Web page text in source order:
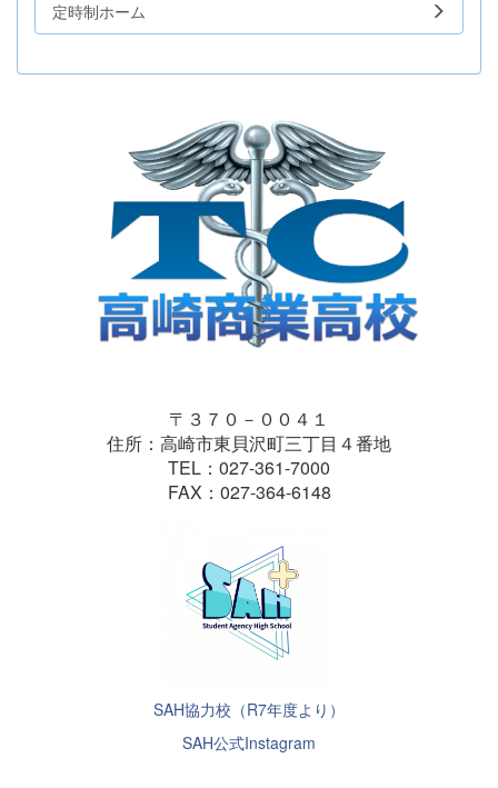
定時制ホーム
〒３７０－００４１
住所：高崎市東貝沢町三丁目４番地
TEL：027-361-7000
FAX：027-364-6148
SAH協力校（R7年度より）
SAH公式Instagram